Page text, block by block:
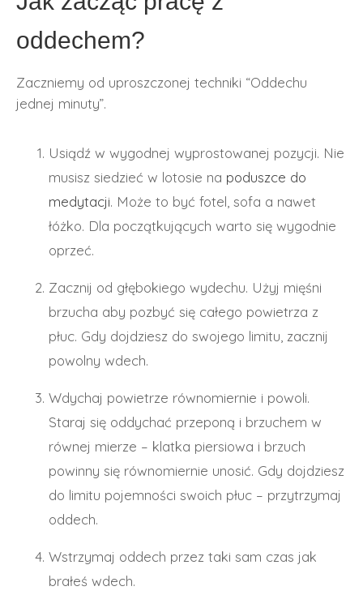
oddechem?
Zaczniemy od uproszczonej techniki “Oddechu
jednej minuty”.
Usiądź w wygodnej wyprostowanej pozycji. Nie
musisz siedzieć w lotosie na poduszce do
medytacji. Może to być fotel, sofa a nawet
łóżko. Dla początkujących warto się wygodnie
oprzeć.
Zacznij od głębokiego wydechu. Użyj mięśni
brzucha aby pozbyć się całego powietrza z
płuc. Gdy dojdziesz do swojego limitu, zacznij
powolny wdech.
Wdychaj powietrze równomiernie i powoli.
Staraj się oddychać przeponą i brzuchem w
równej mierze – klatka piersiowa i brzuch
powinny się równomiernie unosić. Gdy dojdziesz
do limitu pojemności swoich płuc – przytrzymaj
oddech.
Wstrzymaj oddech przez taki sam czas jak
brałeś wdech.